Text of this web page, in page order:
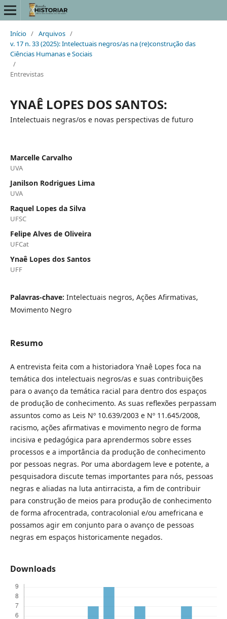
Início / Arquivos /
v. 17 n. 33 (2025): Intelectuais negros/as na (re)construção das
Ciências Humanas e Sociais
/
Entrevistas
YNAÊ LOPES DOS SANTOS:
Intelectuais negras/os e novas perspectivas de futuro
Marcelle Carvalho
UVA
Janilson Rodrigues Lima
UVA
Raquel Lopes da Silva
UFSC
Felipe Alves de Oliveira
UFCat
Ynaê Lopes dos Santos
UFF
Palavras-chave: Intelectuais negros, Ações Afirmativas,
Movimento Negro
Resumo
A entrevista feita com a historiadora Ynaê Lopes foca na
temática dos intelectuais negros/as e suas contribuições
para o avanço da temática racial para dentro dos espaços
de produção de conhecimento. As suas reflexões perpassam
assuntos como as Leis Nº 10.639/2003 e Nº 11.645/2008,
racismo, ações afirmativas e movimento negro de forma
incisiva e pedagógica para aprendermos sobre esses
processos e a importância da produção de conhecimento
por pessoas negras. Por uma abordagem leve e potente, a
pesquisadora discute temas importantes para nós, pessoas
negras e aliadas na luta antirracista, a fim de contribuir
para construção de meios para produção de conhecimento
de forma afrocentrada, contracolonial e/ou amefricana e
possamos agir em conjunto para o avanço de pessoas
negras em espaços historicamente negados.
Downloads